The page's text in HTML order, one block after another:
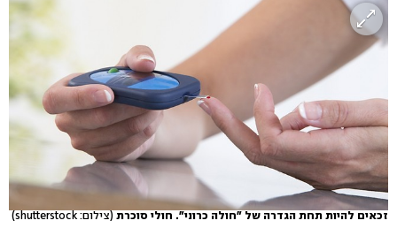
זכאים להיות תחת הגדרה של "חולה כרוני". חולי סוכרת (צילום: shutterstock)